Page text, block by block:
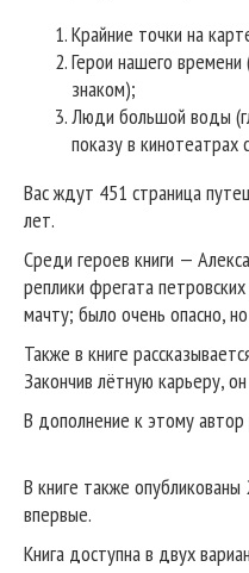
Крайние точки на
Герои нашего
знаком);
Люди большой воды
показу в кинотеатрах
Вас ждут 451 страница
лет.
Среди героев книги —
реплики фрегата
мачту; было очень опасно,
Также в книге
Закончив лётную карьеру,
В дополнение к этому
В книге также
впервые.
Книга доступна в двух